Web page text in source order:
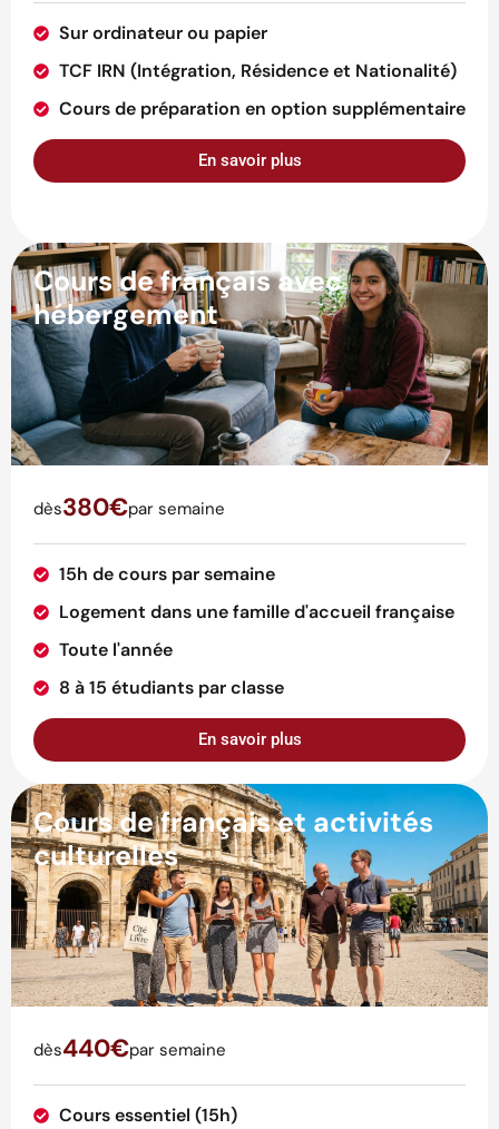
Sur ordinateur ou papier
TCF IRN (Intégration, Résidence et Nationalité)
Cours de préparation en option supplémentaire
En savoir plus
Cours de français avec
hébergement
dès380€par semaine
15h de cours par semaine
Logement dans une famille d'accueil française
Toute l'année
8 à 15 étudiants par classe
En savoir plus
Cours de français et activités
culturelles
dès440€par semaine
Cours essentiel (15h)